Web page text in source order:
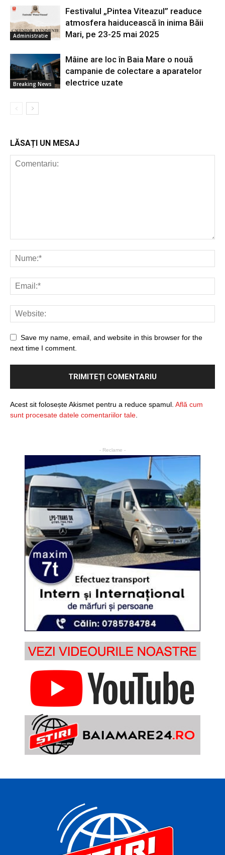
Administratie
Festivalul „Pintea Viteazul” readuce
atmosfera haiducească în inima Băii
Mari, pe 23-25 mai 2025
Breaking News
Mâine are loc în Baia Mare o nouă
campanie de colectare a aparatelor
electrice uzate
LĂSAȚI UN MESAJ
Save my name, email, and website in this browser for the
next time I comment.
Acest sit folosește Akismet pentru a reduce spamul. Află cum
sunt procesate datele comentariilor tale.
- Reclame -